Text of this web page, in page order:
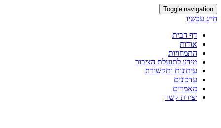
Toggle navigation
חייג עכשיו
דף הבית
אודות
התמחויות
מידע לתועלת הציבור
עיתונות ותקשורת
עדכונים
מאמרים
יצירת קשר